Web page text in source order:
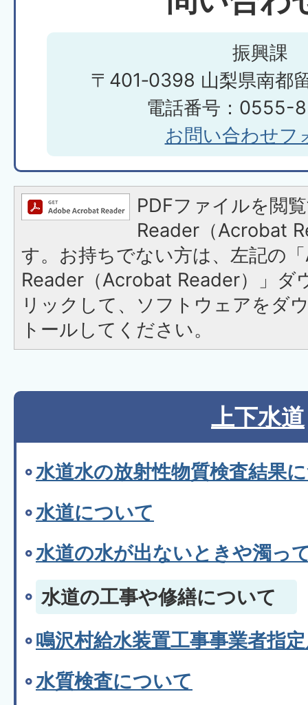
振興課
〒401‐0398 山梨県南都
電話番号：0555-
お問い合わせフ
PDFファイルを閲
Reader（Acrobat
す。お持ちでない方は、左記の
Reader（Acrobat Reader）」ダ
リックして、ソフトウェアをダ
トールしてください。
上下水道
水道水の放射性物質検査結果
水道について
水道の水が出ないときや濁っ
水道の工事や修繕について
鳴沢村給水装置工事事業者指
水質検査について